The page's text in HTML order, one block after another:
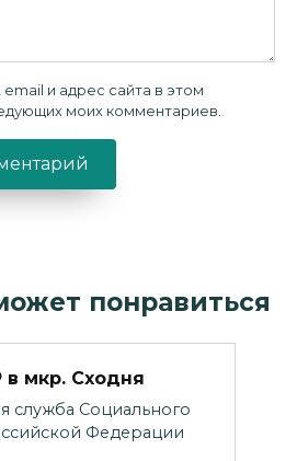
и адрес сайта в этом
моих комментариев.
понравиться
мкр. Сходня
служба Социального
Федерации